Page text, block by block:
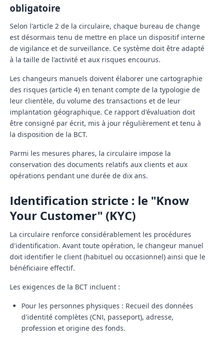
obligatoire
Selon l'article 2 de la circulaire, chaque bureau de change
est désormais tenu de mettre en place un dispositif interne
de vigilance et de surveillance. Ce système doit être adapté
à la taille de l'activité et aux risques encourus.
Les changeurs manuels doivent élaborer une cartographie
des risques (article 4) en tenant compte de la typologie de
leur clientèle, du volume des transactions et de leur
implantation géographique. Ce rapport d'évaluation doit
être consigné par écrit, mis à jour régulièrement et tenu à
la disposition de la BCT.
Parmi les mesures phares, la circulaire impose la
conservation des documents relatifs aux clients et aux
opérations pendant une durée de dix ans.
Identification stricte : le "Know
Your Customer" (KYC)
La circulaire renforce considérablement les procédures
d'identification. Avant toute opération, le changeur manuel
doit identifier le client (habituel ou occasionnel) ainsi que le
bénéficiaire effectif.
Les exigences de la BCT incluent :
Pour les personnes physiques : Recueil des données
d'identité complètes (CNI, passeport), adresse,
profession et origine des fonds.